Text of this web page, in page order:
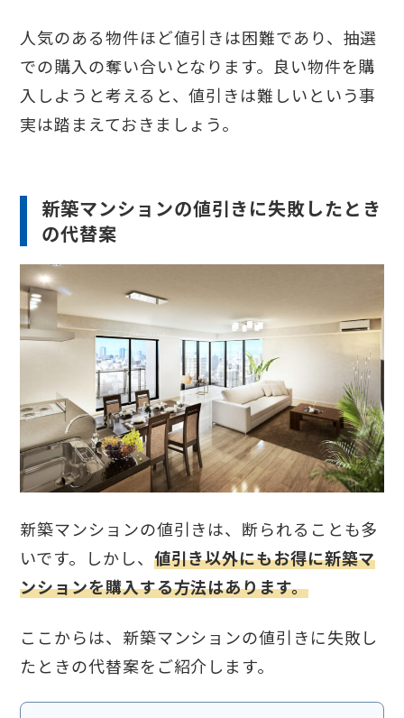
人気のある物件ほど値引きは困難であり、抽選
での購入の奪い合いとなります。良い物件を購
入しようと考えると、値引きは難しいという事
実は踏まえておきましょう。
新築マンションの値引きに失敗したとき
の代替案
新築マンションの値引きは、断られることも多
いです。しかし、 値引き以外にもお得に新築マ
ンションを購入する方法はあります。
ここからは、新築マンションの値引きに失敗し
たときの代替案をご紹介します。